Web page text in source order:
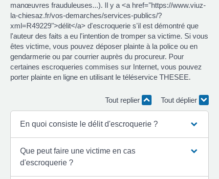
manœuvres frauduleuses...). Il y a <a href="https://www.viuz-
la-chiesaz.fr/vos-demarches/services-publics/?
xml=R49229">délit</a> d'escroquerie s'il est démontré que
l'auteur des faits a eu l'intention de tromper sa victime. Si vous
êtes victime, vous pouvez déposer plainte à la police ou en
gendarmerie ou par courrier auprès du procureur. Pour
certaines escroqueries commises sur Internet, vous pouvez
porter plainte en ligne en utilisant le téléservice THESEE.
Tout replier Tout déplier
En quoi consiste le délit d'escroquerie ?
Que peut faire une victime en cas
d'escroquerie ?